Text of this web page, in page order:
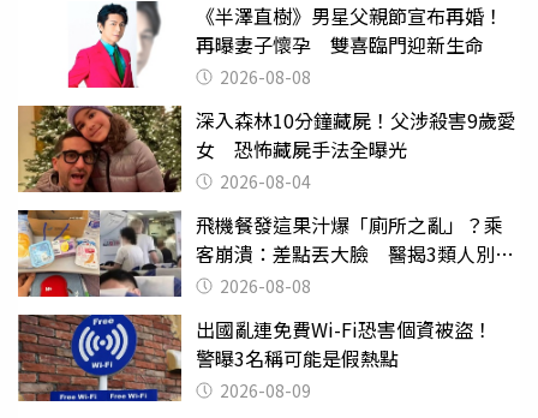
《半澤直樹》男星父親節宣布再婚！
再曝妻子懷孕 雙喜臨門迎新生命
2026-08-08
深入森林10分鐘藏屍！父涉殺害9歲愛
女 恐怖藏屍手法全曝光
2026-08-04
飛機餐發這果汁爆「廁所之亂」？乘
客崩潰：差點丟大臉 醫揭3類人別亂
喝 2026-08-08
出國亂連免費Wi-Fi恐害個資被盜！
警曝3名稱可能是假熱點
2026-08-09